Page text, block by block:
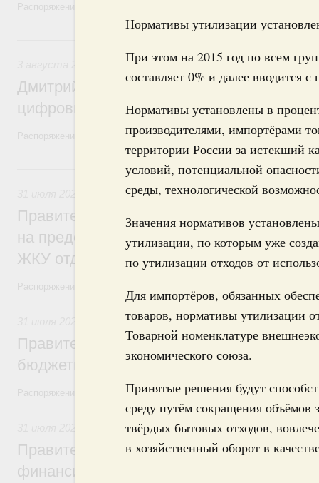
Нормативы утилизации
При этом на 2015 год по всем
составляет 0% и далее вводится
Нормативы установлены в
производителями, импортёрами
территории России за истекший
условий, потенциальной
среды, технологической
Значения нормативов
утилизации, по которым уже
по утилизации отходов от
Для импортёров, обязанных
товаров, нормативы утилизации
Товарной номенклатуре
экономического союза.
Принятые решения будут
среду путём сокращения объёмов
твёрдых бытовых отходов,
в хозяйственный оборот в
Регулирование в сфере торговли.
Дмитрий Григоренко возглавил штаб по
цифровых платформ
Распоряжение от 25 июля 2026 года №1966-р
31 июля, пятница
Социальная поддержка отдельных
Правительство направит регионам
на предоставление мер социальной
ЖКУ отдельным категориям граждан
Бюджеты субъектов Федерации.
Правительство спишет часть
бюджетным кредитам ещё двум
Распоряжение от 29 июля 2026 года №2016-р
Чрезвычайные ситуации и ликвидация их
Правительство выделило
финансирование Дагестану и Чечне на